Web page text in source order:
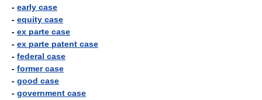
- early case
- equity case
- ex parte case
- ex parte patent case
- federal case
- former case
- good case
- government case